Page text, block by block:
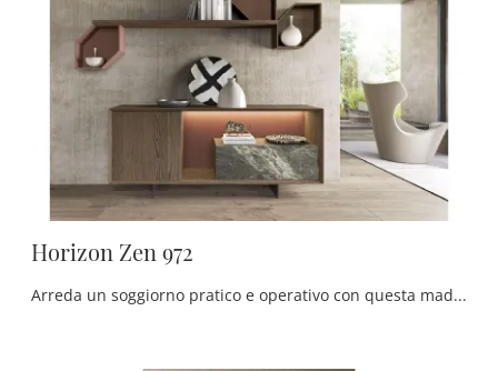
Horizon Zen 972
Arreda un soggiorno pratico e operativo con questa madia Horizon Zen 972 di Mobilgam: scopri le più esclusive Madie in legno.